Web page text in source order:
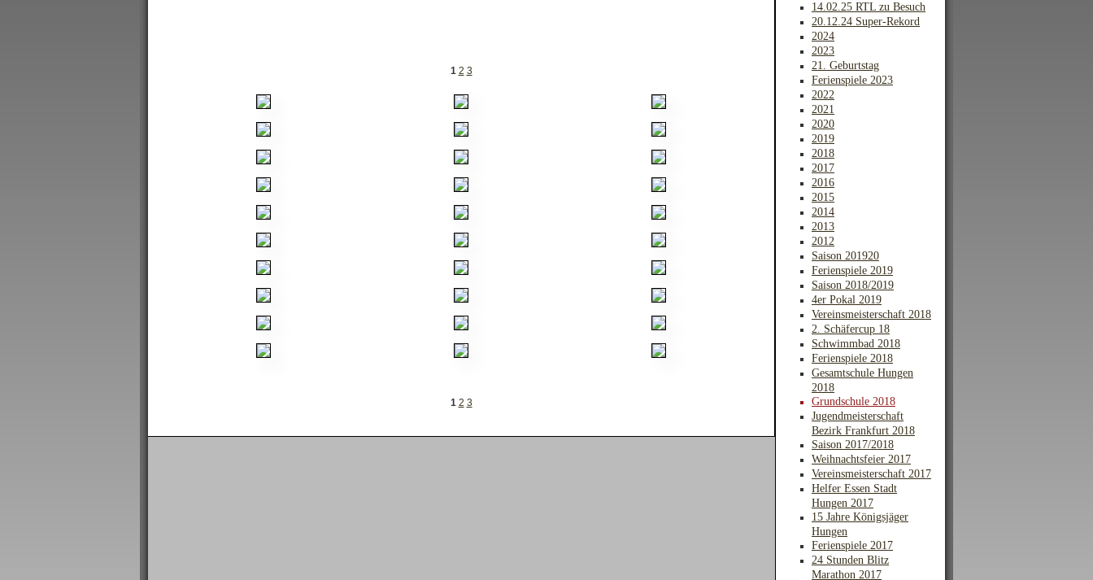
1 2 3
1 2 3
14.02.25 RTL zu Besuch
20.12.24 Super-Rekord
2024
2023
21. Geburtstag
Ferienspiele 2023
2022
2021
2020
2019
2018
2017
2016
2015
2014
2013
2012
Saison 201920
Ferienspiele 2019
Saison 2018/2019
4er Pokal 2019
Vereinsmeisterschaft 2018
2. Schäfercup 18
Schwimmbad 2018
Ferienspiele 2018
Gesamtschule Hungen
2018
Grundschule 2018
Jugendmeisterschaft
Bezirk Frankfurt 2018
Saison 2017/2018
Weihnachtsfeier 2017
Vereinsmeisterschaft 2017
Helfer Essen Stadt
Hungen 2017
15 Jahre Königsjäger
Hungen
Ferienspiele 2017
24 Stunden Blitz
Marathon 2017